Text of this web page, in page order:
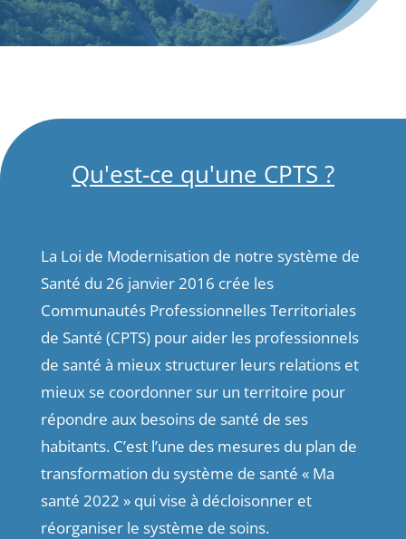
Qu'est-ce qu'une CPTS ?
La Loi de Modernisation de notre système de
Santé du 26 janvier 2016 crée les
Communautés Professionnelles Territoriales
de Santé (CPTS) pour aider les professionnels
de santé à mieux structurer leurs relations et
mieux se coordonner sur un territoire pour
répondre aux besoins de santé de ses
habitants. C’est l’une des mesures du plan de
transformation du système de santé « Ma
santé 2022 » qui vise à décloisonner et
réorganiser le système de soins.